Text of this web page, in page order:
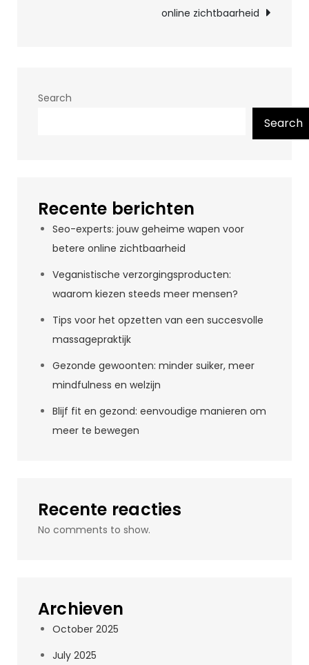
online zichtbaarheid
Search
Search
Recente berichten
Seo-experts: jouw geheime wapen voor
betere online zichtbaarheid
Veganistische verzorgingsproducten:
waarom kiezen steeds meer mensen?
Tips voor het opzetten van een succesvolle
massagepraktijk
Gezonde gewoonten: minder suiker, meer
mindfulness en welzijn
Blijf fit en gezond: eenvoudige manieren om
meer te bewegen
Recente reacties
No comments to show.
Archieven
October 2025
July 2025